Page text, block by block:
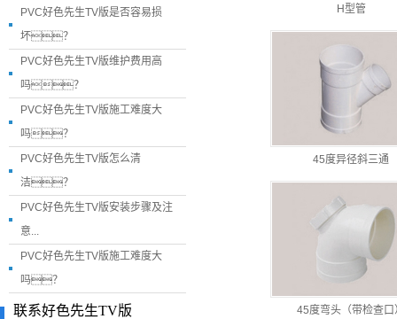
PVC好色先生TV版是否容易损
坏？
PVC好色先生TV版维护费用高
吗？
PVC好色先生TV版施工难度大
吗？
PVC好色先生TV版怎么清
洁？
PVC好色先生TV版安装步骤及注
意...
PVC好色先生TV版施工难度大
吗？
联系好色先生TV版
H型管
45度异径斜三通
45度弯头（带检查口